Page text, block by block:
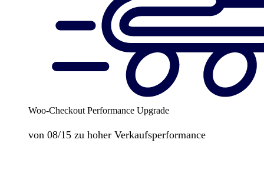
Woo-Checkout Performance Upgrade
von 08/15 zu hoher Verkaufsperformance